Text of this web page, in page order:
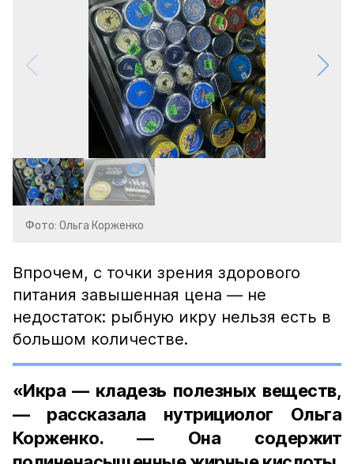
Фото: Ольга Корженко
Впрочем, с точки зрения здорового
питания завышенная цена — не
недостаток: рыбную икру нельзя есть в
большом количестве.
«Икра — кладезь полезных веществ,
— рассказала нутрициолог Ольга
Корженко. — Она содержит